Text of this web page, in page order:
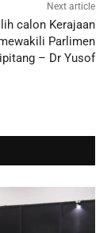
Next article
calon Kerajaan
Parlimen
– Dr Yusof